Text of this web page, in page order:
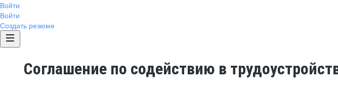
Войти
Войти
Создать резюме
Соглашение по содействию в